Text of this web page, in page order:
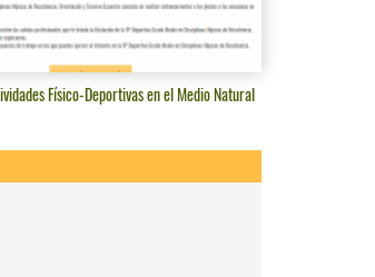
Físico-Deportivas en el Medio Natural